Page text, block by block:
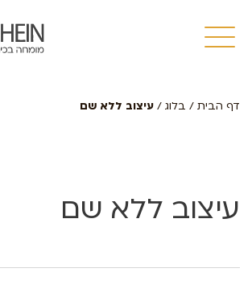
דף הבית / בלוג / עיצוב ללא שם
עיצוב ללא שם